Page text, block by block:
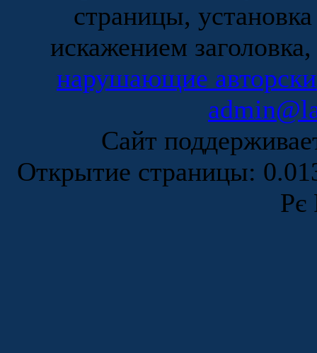
страницы,
искажением
нарушающие
Сайт
Открытие страницы:
Рє